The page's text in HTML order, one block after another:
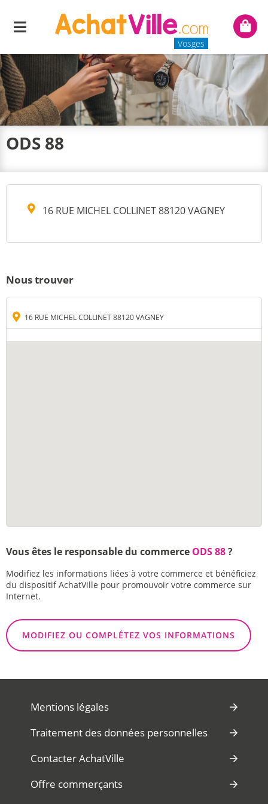
Menu
Vosges
Mon
ODS 88
16 RUE MICHEL COLLINET 88120 VAGNEY
Nous trouver
16 RUE MICHEL COLLINET 88120 VAGNEY
Vous êtes le responsable du commerce ODS 88?
Modifiez les informations liées à votre commerce et bénéficiez
du dispositif AchatVille pour promouvoir votre commerce sur
Internet.
MODIFIEZ OU COMPLÉTEZ VOS INFORMATIONS
Mentions légales
Traitement des données personnelles
Contacter AchatVille
Offre commerçants